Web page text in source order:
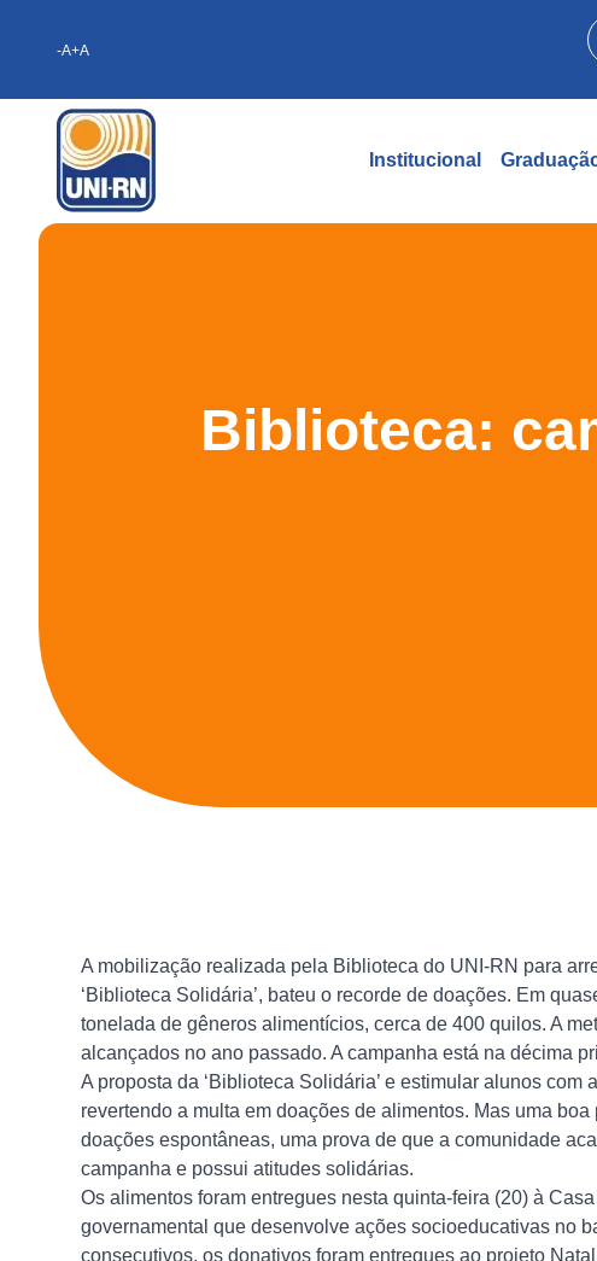
-A+A
Institucional
Biblioteca:
A mobilização realizada pela Biblioteca do UNI-RN para
‘Biblioteca Solidária’, bateu o recorde de doações. Em
tonelada de gêneros alimentícios, cerca de 400 quilos. A
alcançados no ano passado. A campanha está na décima
A proposta da ‘Biblioteca Solidária’ e estimular alunos
revertendo a multa em doações de alimentos. Mas uma
doações espontâneas, uma prova de que a comunidade
campanha e possui atitudes solidárias.
Os alimentos foram entregues nesta quinta-feira (20) à
governamental que desenvolve ações socioeducativas no
consecutivos, os donativos foram entregues ao projeto